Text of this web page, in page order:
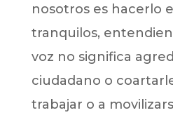
nosotros es hacerlo
tranquilos,
voz no significa
ciudadano o
trabajar o a